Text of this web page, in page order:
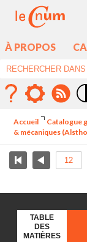
À PROPOS
Accueil Catalogue
& mécaniques
TABLE
DES
MATIÈRES